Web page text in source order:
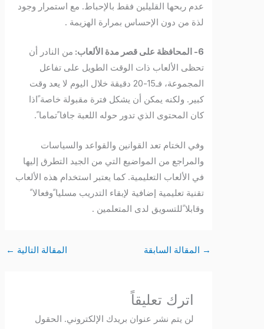
عدم ربحها القليلين فقط بالإحباط. مع استمرار وجود
لذة من دون الإحساس بمرارة الهزيمة .
من النادر أن
تحظى الألعاب ذات الوقت الطويل على تفاعل
المجموعة، فـ15-20 دقيقة خلال اليوم لا يعد وقت
كبير. ولكنه يمكن أن يشكل فترة مقبولة خاصة ًاذا
كان المحتوى الذي تدور حوله اللعبة جافا ًتماما ً.
وفي الختام تعد القوانين والقواعد والسياسات
والمراجع من المواضيع التي من الجيد التطرق إليها
في الألعاب التعليمية. كما يعتبر استخدام هذه الألعاب
تقنية تعليمية إضافية لإبقاء التدريب مسليا ًوفعالا ً
وقابلا ًللتسويق لدى المتعلمين .
المقالة السابقة المقالة التالية←
اترك تعليقاً
لن يتم نشر عنوان بريدك الإلكتروني. الحقول